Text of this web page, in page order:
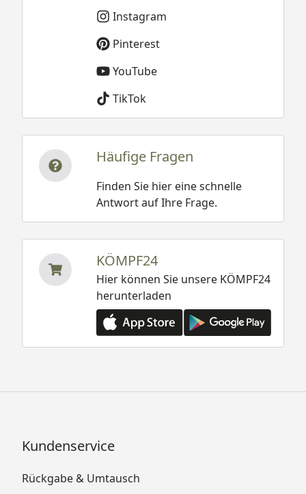
Instagram
Pinterest
YouTube
TikTok
Häufige Fragen
Finden Sie hier eine schnelle
Antwort auf Ihre Frage.
KÖMPF24
Hier können Sie unsere KÖMPF24
herunterladen
Kundenservice
Rückgabe & Umtausch